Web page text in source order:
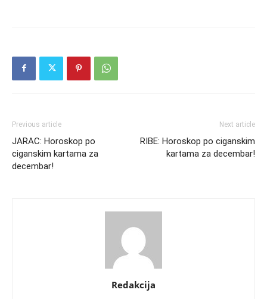
Previous article
JARAC: Horoskop po
ciganskim kartama za
decembar!
Next article
RIBE: Horoskop po ciganskim
kartama za decembar!
Redakcija